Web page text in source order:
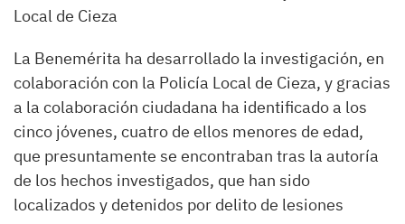
Local de Cieza
La Benemérita ha desarrollado la investigación, en
colaboración con la Policía Local de Cieza, y gracias
a la colaboración ciudadana ha identificado a los
cinco jóvenes, cuatro de ellos menores de edad,
que presuntamente se encontraban tras la autoría
de los hechos investigados, que han sido
localizados y detenidos por delito de lesiones